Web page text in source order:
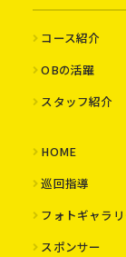
コース紹介
OBの活躍
スタッフ紹介
HOME
巡回指導
フォトギャラ
スポンサー